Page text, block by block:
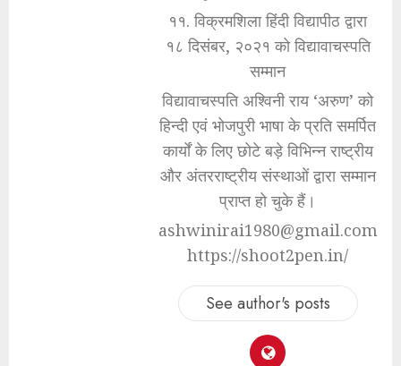
११. विक्रमशिला हिंदी विद्यापीठ द्वारा
१८ दिसंबर, २०२१ को विद्यावाचस्पति
सम्मान
विद्यावाचस्पति अश्विनी राय ‘अरुण’ को
हिन्दी एवं भोजपुरी भाषा के प्रति समर्पित
कार्यों के लिए छोटे बड़े विभिन्न राष्ट्रीय
और अंतरराष्ट्रीय संस्थाओं द्वारा सम्मान
प्राप्त हो चुके हैं।
ashwinirai1980@gmail.com
https://shoot2pen.in/
See author's posts